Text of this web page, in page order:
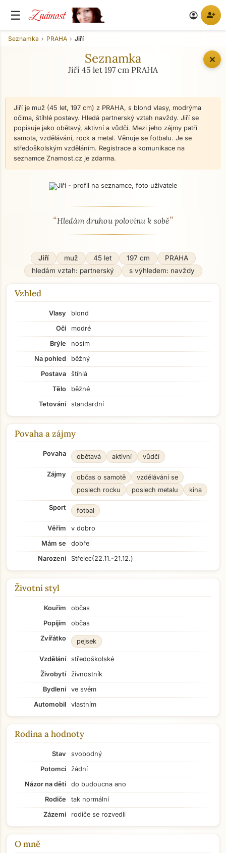
☰ Známost account_circle person_add
✕
Seznamka PRAHA Jiří
Seznamka
Jiří 45 let 197 cm PRAHA
Jiří je muž (45 let, 197 cm) z PRAHA, s blond vlasy, modrýma
očima, štíhlé postavy. Hledá partnerský vztah navždy. Jiří se
popisuje jako obětavý, aktivní a vůdčí. Mezi jeho zájmy patří
samota, vzdělávání, rock a metal. Věnuje se fotbalu. Je se
středoškolským vzděláním. Registrace a komunikace na
seznamce Znamost.cz je zdarma.
O mně - seznamka profil
“Hledám druhou polovinu k sobě”
Jiří muž 45 let 197 cm
PRAHA
hledám vztah: partnerský
s výhledem: navždy
Vzhled
Vlasy
blond
Oči
modré
Brýle
nosím
Na pohled
běžný
Postava
štíhlá
Tělo
běžné
Tetování
standardní
Povaha a zájmy
Povaha obětavá aktivní vůdčí
Zájmy občas o samotě
vzdělávání se
poslech rocku
poslech metalu kina
Sport fotbal
Věřím
v dobro
Mám se
dobře
Narození
Střelec(22.11.-21.12.)
Životní styl
Kouřím
občas
Popíjím
občas
Zvířátko
pejsek
Vzdělání
středoškolské
Živobytí
živnostník
Bydlení
ve svém
Automobil
vlastním
Rodina a hodnoty
Stav
svobodný
Potomci
žádní
Názor na děti
do budoucna ano
Rodiče
tak normální
Zázemí
rodiče se rozvedli
O mně